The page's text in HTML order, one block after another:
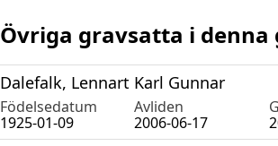
Övriga gravsatta i denna
Dalefalk, Lennart Karl Gunnar
Födelsedatum Avliden
1925-01-09
2006-06-17